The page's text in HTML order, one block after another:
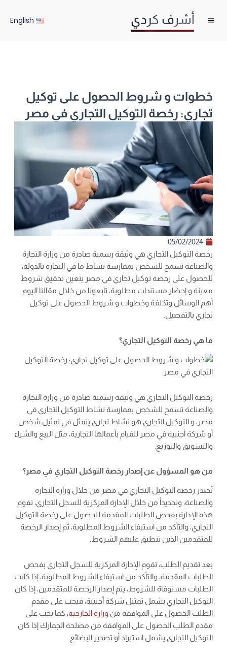
English
خطوات و شروط الحصول على توكيل
تجاري: رخصة التوكيل التجاري في مصر
05/02/2024
رخصة التوكيل التجاري هي وثيقة رسمية صادرة من وزارة التجارة
والصناعة تسمح للشخص بممارسة نشاط ما في التجارة بالدولة،
للحصول على رخصة توكيل تجاري في مصر يتعين تحقيق شروط
معينة و إحضار مستندات مطلوبة، تابعونا من خلال مقالنا اليوم
أهم الوسائل وتكلفة وخطوات و شروط الحصول على توكيل
تجاري بالتفصيل.
ما هي رخصة التوكيل التجاري؟
رخصة التوكيل التجاري هي وثيقة رسمية صادرة من وزارة التجارة
والصناعة تسمح للشخص بممارسة نشاط التوكيل التجاري في
مصر، و التوكيل التجاري هو نشاط تجاري يتمثل في تمثيل شخص
أو شركة أجنبية في مصر للقيام بأعمالها التجارية، مثل البيع والشراء
والتسويق والتوزيع.
من هو المسؤول عن إصدار رخصة التوكيل التجاري في مصر؟
تُصدر رخصة التوكيل التجاري في مصر من خلال وزارة التجارة
والصناعة، وتحديداً من خلال الإدارة المركزية للسجل التجاري، تقوم
هذه الإدارة بفحص الطلبات المقدمة للحصول على رخصة التوكيل
التجاري، والتأكد من استيفاء الشروط المطلوبة، ثم إصدار الرخصة
للمتقدمين الذين تنطبق عليهم الشروط.
بعد تقديم الطلب، تقوم الإدارة المركزية للسجل التجاري بفحص
الطلبات المقدمة، والتأكد من استيفاء الشروط المطلوبة، إذا كانت
الطلبات مستوفاة للشروط، يتم إصدار الرخصة للمتقدمين، إذا كان
التوكيل التجاري يشمل تمثيل شركة أجنبية، فيجب على مقدم
الطلب الحصول على الموافقة من وزارة الخارجية، كما يجب على
مقدم الطلب الحصول على الموافقة من مصلحة الجمارك إذا كان
التوكيل التجاري يشمل استيراد أو تصدير البضائع.